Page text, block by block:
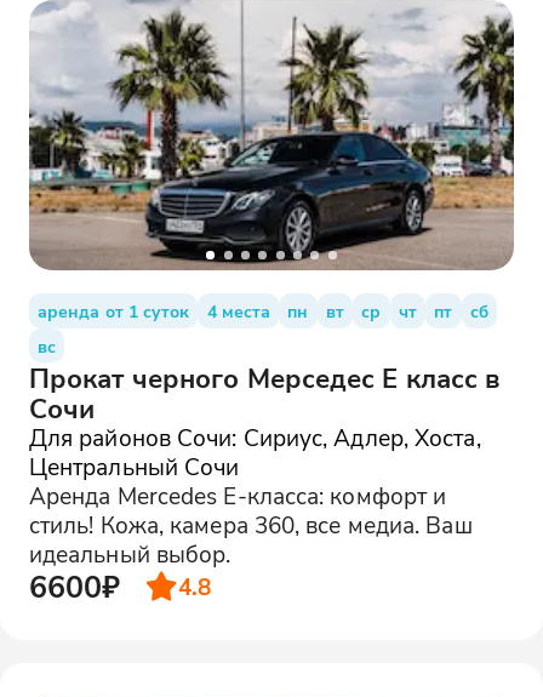
аренда от 1 суток 4 места пн вт ср чт пт
сб
вс
Прокат черного Мерседес Е класс в
Сочи
Для районов Сочи: Сириус, Адлер, Хоста,
Центральный Сочи
Аренда Mercedes E-класса: комфорт и
стиль! Кожа, камера 360, все медиа. Ваш
идеальный выбор.
6600₽ 4.8